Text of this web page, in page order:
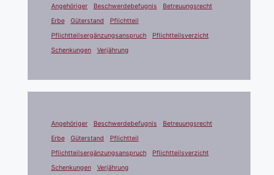
Angehöriger Beschwerdebefugnis
Betreuungsrecht
Erbe
Güterstand
Pflichtteil
Pflichtteilsergänzungsanspruch
Pflichtteilsverzicht
Schenkungen
Verjährung
Angehöriger Beschwerdebefugnis
Betreuungsrecht
Erbe
Güterstand
Pflichtteil
Pflichtteilsergänzungsanspruch
Pflichtteilsverzicht
Schenkungen
Verjährung